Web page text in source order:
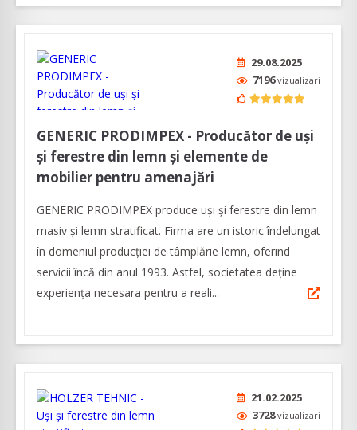
29.08.2025
7196vizualizari
GENERIC PRODIMPEX - Producător de uși
și ferestre din lemn și elemente de
mobilier pentru amenajări
GENERIC PRODIMPEX produce uşi şi ferestre din lemn
masiv şi lemn stratificat. Firma are un istoric îndelungat
în domeniul producției de tâmplărie lemn, oferind
servicii încă din anul 1993. Astfel, societatea deține
experiența necesara pentru a reali...
21.02.2025
3728vizualizari